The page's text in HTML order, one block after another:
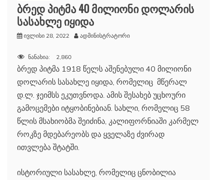
ბრედ პიტმა 40 მილიონი დოლარის
სასახლე იყიდა
ივლისი 28, 2022 ადმინისტრატორი
ნანახია: 2,860
ბრედ პიტმა 1918 წელს აშენებული 40 მილიონი
დოლარის სასახლე იყიდა, რომელიც მწერალ
დ.ლ. ჯეიმსს ეკუთვნოდა. ამის შესახებ უცხოური
გამოცემები იტყობინებიან. სახლი, რომელიც 58
წლის მსახიობმა შეიძინა, კალიფორნიაში კარმელ
როკზე მდებარეობს და ყველაზე ძვირად
ითვლება შტატში.
ისტორიული სასახლე, რომელიც ცნობილია